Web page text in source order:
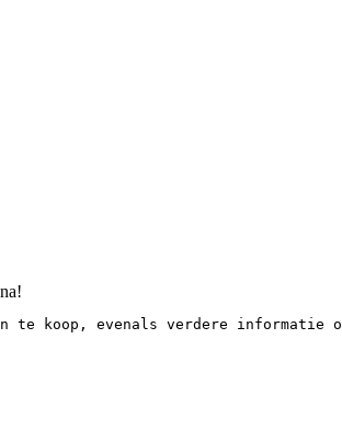
te koop, evenals verdere informatie